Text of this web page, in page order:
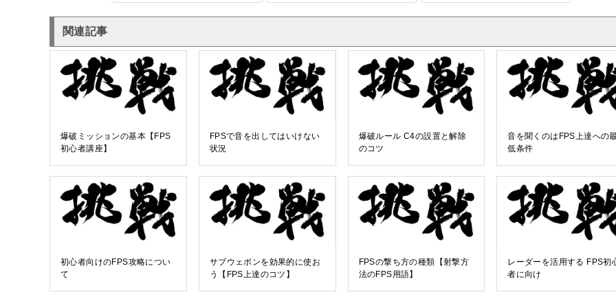
関連記事
爆破ミッションの基本【FPS
初心者講座】
FPSで音を出してはいけない
状況
爆破ルール C4の設置と解除
のコツ
音を聞くのはFPS上達への
低条件
初心者向けのFPS攻略につい
て
サブウェポンを効果的に使お
う【FPS上達のコツ】
FPSの撃ち方の種類【射撃方
法のFPS用語】
レーダーを活用する FPS初
者に向け